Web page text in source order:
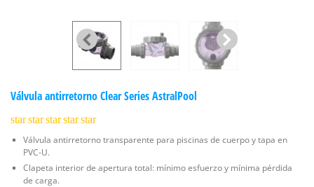
Válvula antirretorno Clear Series AstralPool
starstarstarstarstar
Válvula antirretorno transparente para piscinas de cuerpo y tapa en
PVC-U.
Clapeta interior de apertura total: mínimo esfuerzo y mínima pérdida
de carga.